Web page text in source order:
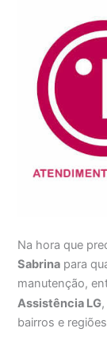
Na hora que
Sabrina para
manutenção,
Assistência LG,
bairros e